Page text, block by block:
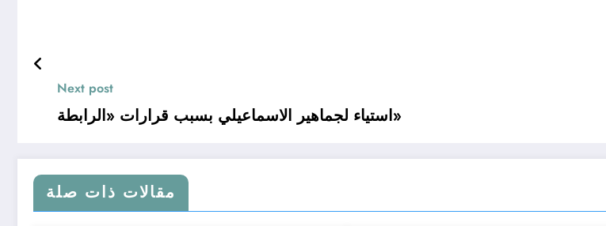
Next post
استياء لجماهير الاسماعيلي بسبب قرارات «الرابطة»
مقالات ذات صلة